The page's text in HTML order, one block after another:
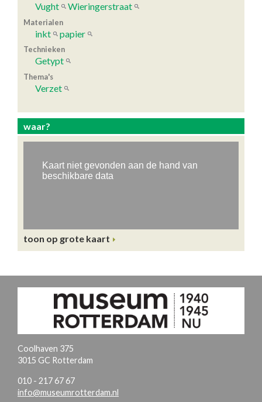
Vught
Wieringerstraat
Materialen
inkt papier
Technieken
Getypt
Thema's
Verzet
waar?
toon op grote kaart
Coolhaven 375
3015 GC Rotterdam
010 - 217 67 67
info@museumrotterdam.nl